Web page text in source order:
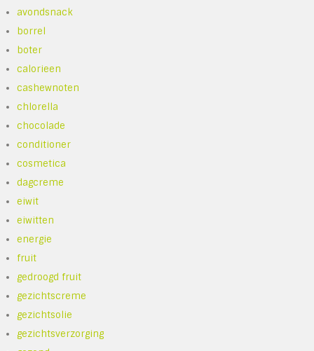
avondsnack
borrel
boter
calorieen
cashewnoten
chlorella
chocolade
conditioner
cosmetica
dagcreme
eiwit
eiwitten
energie
fruit
gedroogd fruit
gezichtscreme
gezichtsolie
gezichtsverzorging